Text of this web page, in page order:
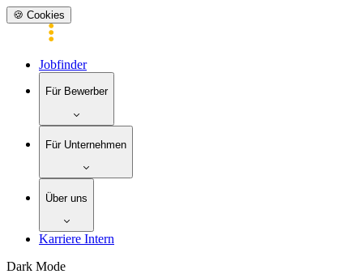
🍪 Cookies
Jobfinder
Für Bewerber
Für Unternehmen
Über uns
Karriere Intern
Dark Mode